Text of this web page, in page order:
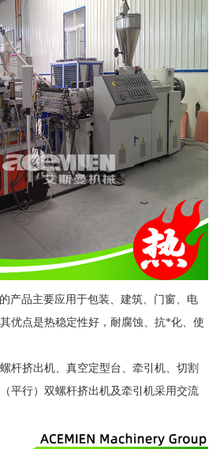
产品主要应用于包装、建筑、门窗、电
优点是热稳定性好，耐腐蚀、抗*化、使
杆挤出机、真空定型台、牵引机、切割
平行）双螺杆挤出机及牵引机采用交流